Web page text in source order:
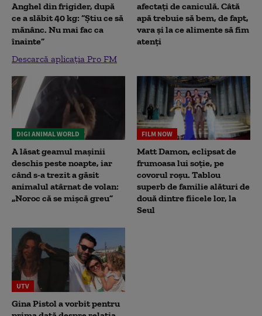
Anghel din frigider, după
ce a slăbit 40 kg: “Știu ce să
mănânc. Nu mai fac ca
înainte”
Descarcă aplicația Pro FM
afectați de caniculă. Câtă
apă trebuie să bem, de fapt,
vara și la ce alimente să fim
atenți
DIGI ANIMAL WORLD
A lăsat geamul mașinii
deschis peste noapte, iar
când s-a trezit a găsit
animalul atârnat de volan:
„Noroc că se mișcă greu”
FILM NOW
Matt Damon, eclipsat de
frumoasa lui soție, pe
covorul roșu. Tablou
superb de familie alături de
două dintre fiicele lor, la
Seul
UTV
Gina Pistol a vorbit pentru